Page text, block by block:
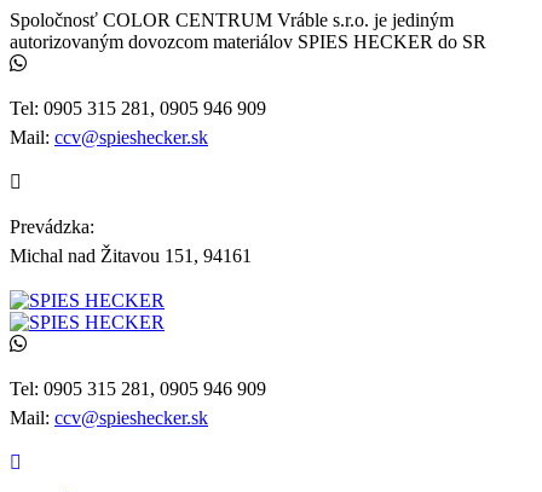
Spoločnosť COLOR CENTRUM Vráble s.r.o. je jediným
autorizovaným dovozcom materiálov SPIES HECKER do SR
Tel: 0905 315 281, 0905 946 909
Mail: ccv@spieshecker.sk
Prevádzka:
Michal nad Žitavou 151, 94161
Tel: 0905 315 281, 0905 946 909
Mail: ccv@spieshecker.sk